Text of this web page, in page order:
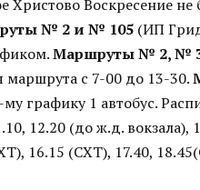
Христово Воскресение не
№ 2 и № 105 (ИП
Маршруты № 2, №
с 7-00 до 13-30.
графику 1 автобус.
12.20 (до ж.д. вокзала),
16.15 (СХТ), 17.40,